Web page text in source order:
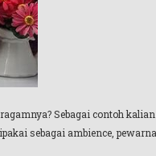
Sebagai contoh
sebagai ambience,